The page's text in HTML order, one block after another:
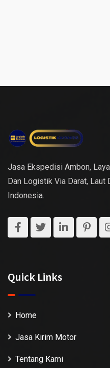
Jasa Ekspedisi Ambon,
Dan Logistik Via Darat, Laut
Indonesia.
Quick Links
Home
Jasa Kirim Motor
Tentang Kami